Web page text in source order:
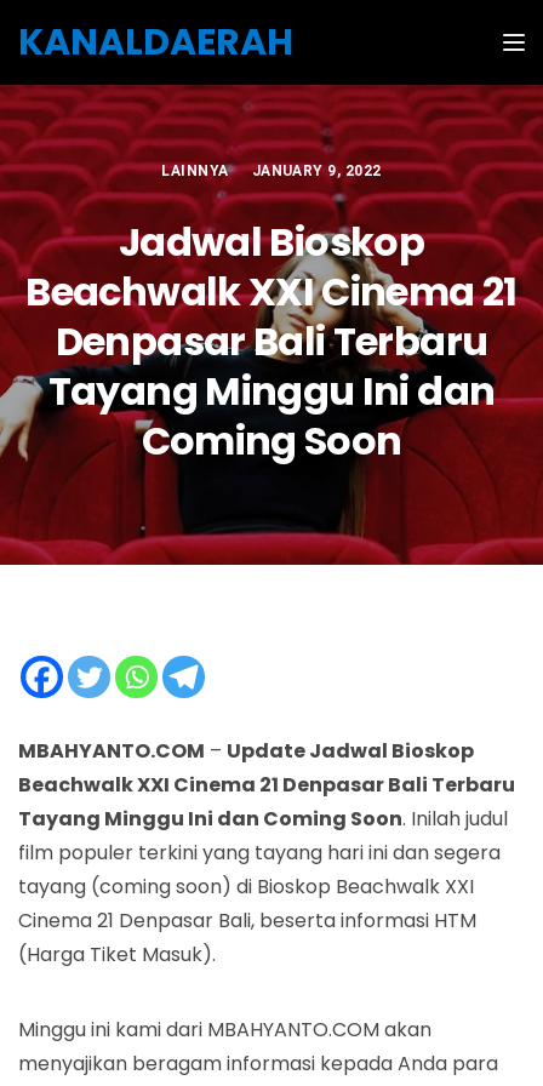
KANALDAERAH
LAINNYA JANUARY 9, 2022
Jadwal Bioskop
Beachwalk XXI Cinema 21
Denpasar Bali Terbaru
Tayang Minggu Ini dan
Coming Soon
MBAHYANTO.COM – Update Jadwal Bioskop
Beachwalk XXI Cinema 21 Denpasar Bali Terbaru
Tayang Minggu Ini dan Coming Soon. Inilah judul
film populer terkini yang tayang hari ini dan segera
tayang (coming soon) di Bioskop Beachwalk XXI
Cinema 21 Denpasar Bali, beserta informasi HTM
(Harga Tiket Masuk).
Minggu ini kami dari MBAHYANTO.COM akan
menyajikan beragam informasi kepada Anda para